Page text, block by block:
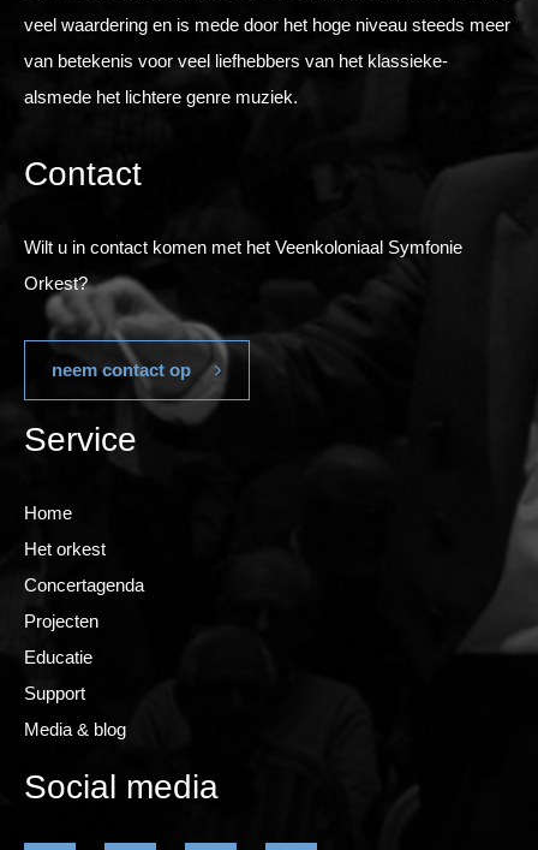
veel waardering en is mede door het hoge niveau steeds meer
van betekenis voor veel liefhebbers van het klassieke-
alsmede het lichtere genre muziek.
Contact
Wilt u in contact komen met het Veenkoloniaal Symfonie
Orkest?
neem contact op
Service
Home
Het orkest
Concertagenda
Projecten
Educatie
Support
Media & blog
Social media